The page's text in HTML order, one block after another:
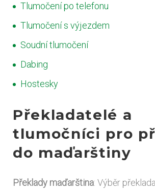
Tlumočení po telefonu
Tlumočení s výjezdem
Soudní tlumočení
Dabing
Hostesky
Překladatelé a
tlumočníci pro
do maďarštiny
Překlady maďarština: Výběr